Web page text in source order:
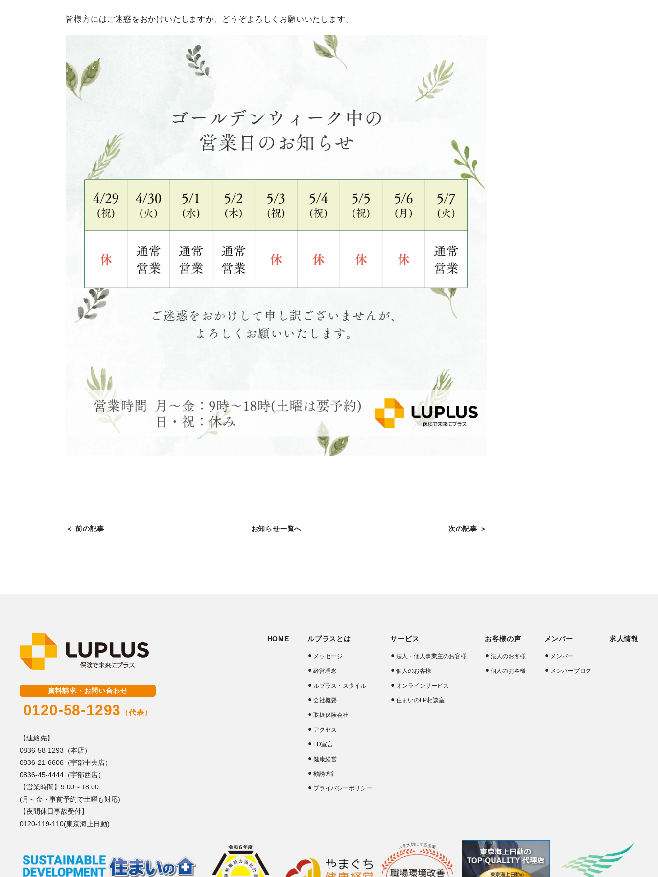
皆様方にはご迷惑をおかけいたしますが、どうぞよろしくお願いいたします。
＜ 前の記事 お知らせ一覧へ 次の記事 ＞
資料請求・お問い合わせ
0120-58-1293 （代表）
【連絡先】
0836-58-1293（本店）
0836-21-6606（宇部中央店）
0836-45-4444（宇部西店）
【営業時間】9:00～18:00
(月～金・事前予約で土曜も対応)
【夜間休日事故受付】
0120-119-110(東京海上日動)
HOME ルプラスとは
メッセージ
経営理念
ルプラス・スタイル
会社概要
取扱保険会社
アクセス
FD宣言
健康経営
勧誘方針
プライバシーポリシー
サービス
法人・個人事業主のお客様
個人のお客様
オンラインサービス
住まいのFP相談室
お客様の声
法人のお客様
個人のお客様
メンバー
メンバー
メンバーブログ
求人情報